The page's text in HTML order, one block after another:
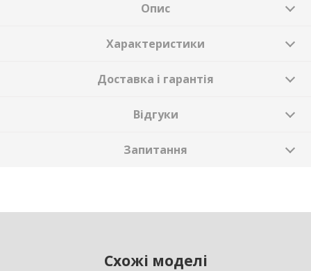
Опис
Характеристики
Доставка і гарантія
Відгуки
Запитання
Схожі моделі